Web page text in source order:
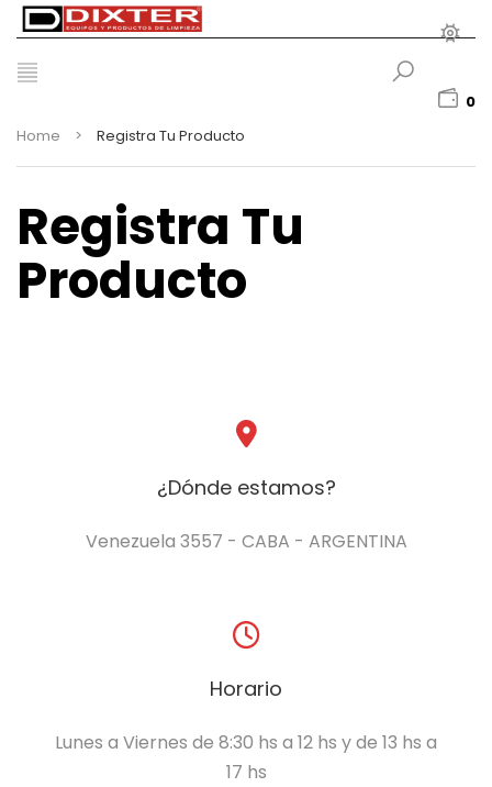
0
Home
> Registra Tu Producto
Registra Tu
Producto
¿Dónde estamos?
Venezuela 3557 - CABA - ARGENTINA
Horario
Lunes a Viernes de 8:30 hs a 12 hs y de 13 hs a
17 hs